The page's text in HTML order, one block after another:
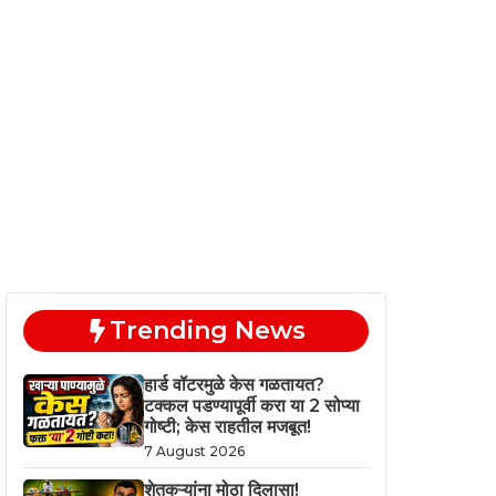
Trending News
हार्ड वॉटरमुळे केस गळतायत?
टक्कल पडण्यापूर्वी करा या 2 सोप्या
गोष्टी; केस राहतील मजबूत!
7 August 2026
शेतकऱ्यांना मोठा दिलासा!